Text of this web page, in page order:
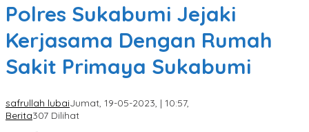
Polres Sukabumi Jejaki
Kerjasama Dengan Rumah
Sakit Primaya Sukabumi
safrullah lubaiJumat, 19-05-2023, | 10:57,
Berita307 Dilihat